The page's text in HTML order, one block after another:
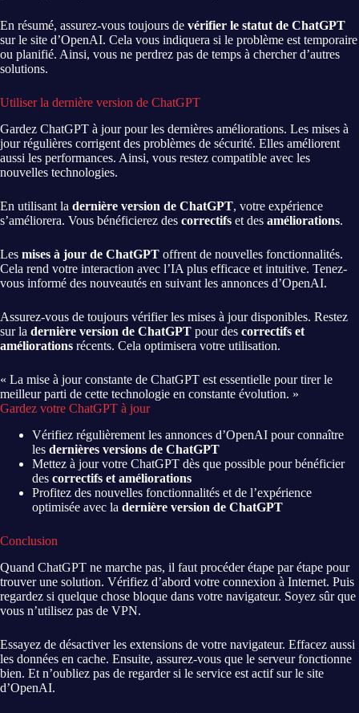
En résumé, assurez-vous toujours de vérifier le statut de ChatGPT
sur le site d’OpenAI. Cela vous indiquera si le problème est temporaire
ou planifié. Ainsi, vous ne perdrez pas de temps à chercher d’autres
solutions.
Utiliser la dernière version de ChatGPT
Gardez ChatGPT à jour pour les dernières améliorations. Les mises à
jour régulières corrigent des problèmes de sécurité. Elles améliorent
aussi les performances. Ainsi, vous restez compatible avec les
nouvelles technologies.
En utilisant la dernière version de ChatGPT, votre expérience
s’améliorera. Vous bénéficierez des correctifs et des améliorations.
Les mises à jour de ChatGPT offrent de nouvelles fonctionnalités.
Cela rend votre interaction avec l’IA plus efficace et intuitive. Tenez-
vous informé des nouveautés en suivant les annonces d’OpenAI.
Assurez-vous de toujours vérifier les mises à jour disponibles. Restez
sur la dernière version de ChatGPT pour des correctifs et
améliorations récents. Cela optimisera votre utilisation.
« La mise à jour constante de ChatGPT est essentielle pour tirer le
meilleur parti de cette technologie en constante évolution. »
Gardez votre ChatGPT à jour
Vérifiez régulièrement les annonces d’OpenAI pour connaître
les dernières versions de ChatGPT
Mettez à jour votre ChatGPT dès que possible pour bénéficier
des correctifs et améliorations
Profitez des nouvelles fonctionnalités et de l’expérience
optimisée avec la dernière version de ChatGPT
Conclusion
Quand ChatGPT ne marche pas, il faut procéder étape par étape pour
trouver une solution. Vérifiez d’abord votre connexion à Internet. Puis
regardez si quelque chose bloque dans votre navigateur. Soyez sûr que
vous n’utilisez pas de VPN.
Essayez de désactiver les extensions de votre navigateur. Effacez aussi
les données en cache. Ensuite, assurez-vous que le serveur fonctionne
bien. Et n’oubliez pas de regarder si le service est actif sur le site
d’OpenAI.